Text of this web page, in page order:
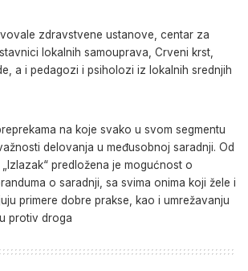
zdravstvene ustanove, centar za
lokalnih samouprava, Crveni krst,
a i pedagozi i psiholozi iz lokalnih srednjih
na koje svako u svom segmentu
delovanja u međusobnoj saradnji. Od
predložena je mogućnost o
o saradnji, sa svima onima koji žele i
primere dobre prakse, kao i umrežavanju
protiv droga